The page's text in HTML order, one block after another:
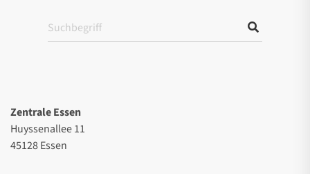
Zentrale Essen
Huyssenallee 11
45128 Essen